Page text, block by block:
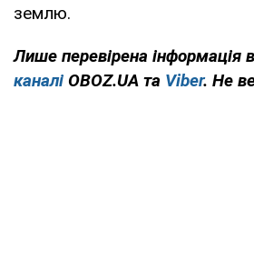
землю.
Лише перевірена інформація
каналі OBOZ.UA та Viber. Не